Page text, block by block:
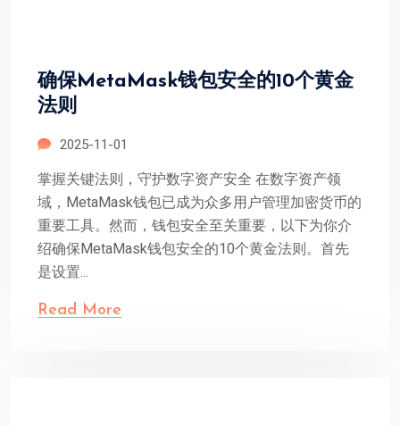
确保MetaMask钱包安全的10个黄金
法则
2025-11-01
掌握关键法则，守护数字资产安全 在数字资产领
域，MetaMask钱包已成为众多用户管理加密货币的
重要工具。然而，钱包安全至关重要，以下为你介
绍确保MetaMask钱包安全的10个黄金法则。首先
是设置...
Read More